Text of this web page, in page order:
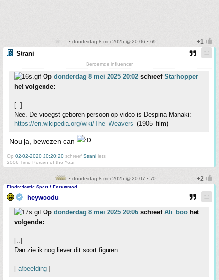
• donderdag 8 mei 2025 @ 20:06 • 69
Strani
Beroemde influencer
Op donderdag 8 mei 2025 20:02 schreef Starhopper
het volgende:
[..]
Nee. De vroegst geboren persoon op video is Despina Manaki:
https://en.wikipedia.org/wiki/The_Weavers_ (1905_film)
Nou ja, bewezen dan
Op 02-02-2020 20:20:20 schreef Strani iets
2006 Time Person of the Year
• donderdag 8 mei 2025 @ 20:07 • 70
Eindredactie Sport / Forummod
heywoodu
Op donderdag 8 mei 2025 20:06 schreef Ali_boo het
volgende:
[..]
Dan zie ik nog liever dit soort figuren
[ afbeelding ]